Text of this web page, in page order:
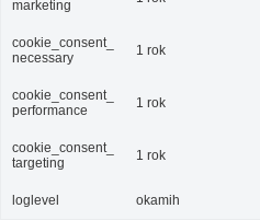
marketing
cookie_consent_
necessary
1 rok
cookie_consent_
performance
1 rok
cookie_consent_
targeting
1 rok
loglevel okamih